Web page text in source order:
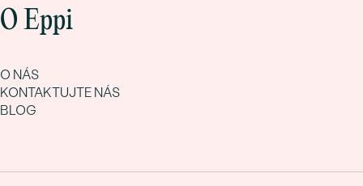
O Eppi
O NÁS
KONTAKTUJTE NÁS
BLOG